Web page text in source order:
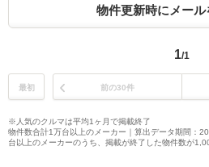
物件更新時にメール
1/1
最初 前の30件
※人気のクルマは平均1ヶ月で掲載終了
物件数合計1万台以上のメーカー｜算出データ期間：
台以上のメーカーのうち、掲載が終了した物件数が